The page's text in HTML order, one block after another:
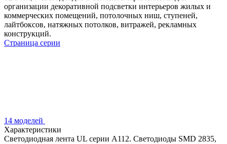
организации декоративной подсветки интерьеров жилых и
коммерческих помещений, потолочных ниш, ступеней,
лайтбоксов, натяжных потолков, витражей, рекламных
конструкций.
Страница серии
14 моделей
Характеристики
Светодиодная лента UL серии A112. Светодиоды SMD 2835,